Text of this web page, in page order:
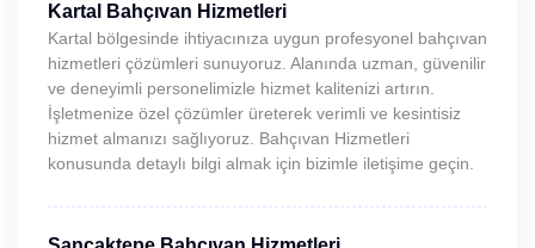
Kartal Bahçıvan Hizmetleri
Kartal bölgesinde ihtiyacınıza uygun profesyonel bahçıvan
hizmetleri çözümleri sunuyoruz. Alanında uzman, güvenilir
ve deneyimli personelimizle hizmet kalitenizi artırın.
İşletmenize özel çözümler üreterek verimli ve kesintisiz
hizmet almanızı sağlıyoruz. Bahçıvan Hizmetleri
konusunda detaylı bilgi almak için bizimle iletişime geçin.